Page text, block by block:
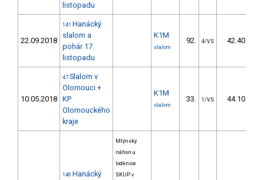
listopadu
22.09.2018
141 Hanácký
slalom a
pohár 17.
listopadu
K1M
slalom
92. 4/VS 42.40
10.05.2018
47 Slalom v
Olomouci +
KP
Olomouckého
kraje
K1M
slalom
33. 1/VS 44.10
146 Hanácký
Mlýnský
náhon u
loděnice
SKUP v